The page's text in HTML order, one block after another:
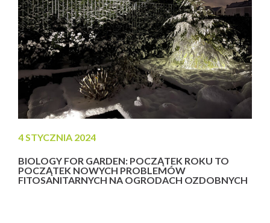
4 STYCZNIA 2024
BIOLOGY FOR GARDEN: POCZĄTEK ROKU TO
POCZĄTEK NOWYCH PROBLEMÓW
FITOSANITARNYCH NA OGRODACH OZDOBNYCH